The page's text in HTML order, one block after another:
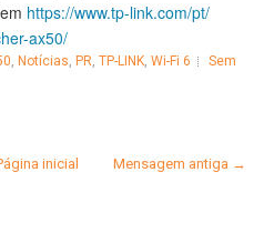
https://www.tp-link.com/pt/
ax50/
, Notícias, PR, TP-LINK, Wi-Fi 6
Sem
Mensagem antiga →
inicial